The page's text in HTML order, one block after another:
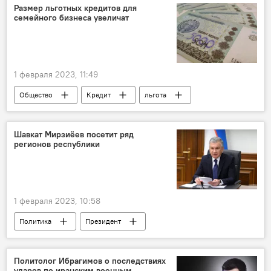
Размер льготных кредитов для
семейного бизнеса увеличат
1 февраля 2023, 11:49
Общество Кредит
льгота
предприниматели
законодательство
Шавкат Мирзиёев посетит ряд
регионов республики
1 февраля 2023, 10:58
Политика
Президент
Шавкат Мирзиёев
Андижанская область
Наманганская область
Ферганская область
Политолог Ибрагимов о последствиях